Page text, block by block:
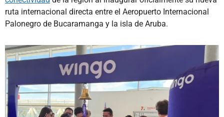
ruta internacional directa entre el Aeropuerto Internacional
Palonegro de Bucaramanga y la isla de Aruba.